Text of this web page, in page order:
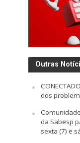
Outras
dos
da Sabesp
sexta (7) e